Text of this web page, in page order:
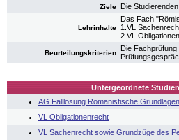
Ziele Die
Lehrinhalte
Das Fach
1.VL
2.VL
Beurteilungskriterien
Die
Untergeordnete
AG Falllösung Romanistische
VL Obligationenrecht
VL Sachenrecht sowie Grundzüge des